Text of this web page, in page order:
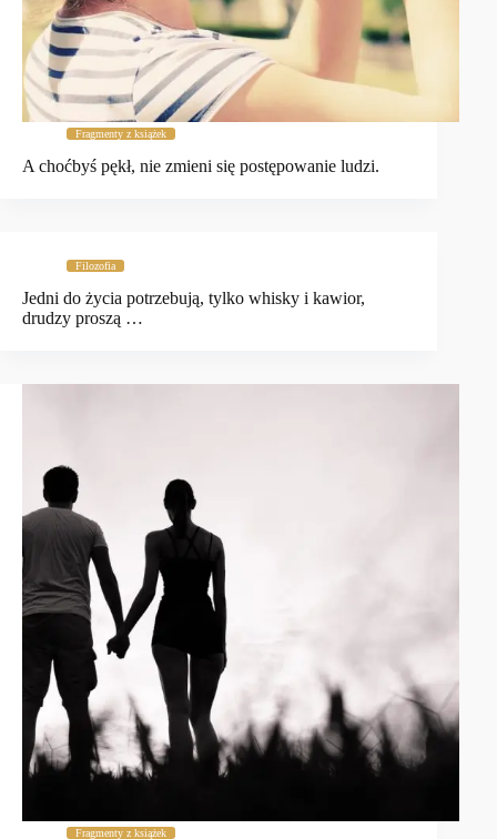
Fragmenty z książek
A choćbyś pękł, nie zmieni się postępowanie ludzi.
Filozofia
Jedni do życia potrzebują, tylko whisky i kawior,
drudzy proszą …
Fragmenty z książek